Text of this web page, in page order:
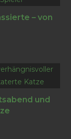
– von
und